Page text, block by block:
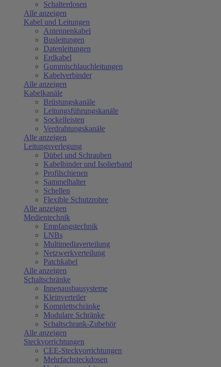
Schalterdosen
Alle anzeigen
Kabel und Leitungen
Antennenkabel
Busleitungen
Datenleitungen
Erdkabel
Gummischlauchleitungen
Kabelverbinder
Alle anzeigen
Kabelkanäle
Brüstungskanäle
Leitungsführungskanäle
Sockelleisten
Verdrahtungskanäle
Alle anzeigen
Leitungsverlegung
Dübel und Schrauben
Kabelbinder und Isolierband
Profilschienen
Sammelhalter
Schellen
Flexible Schutzrohre
Alle anzeigen
Medientechnik
Empfangstechnik
LNBs
Multimediaverteilung
Netzwerkverteilung
Patchkabel
Alle anzeigen
Schaltschränke
Innenausbausysteme
Kleinverteiler
Komplettschränke
Modulare Schränke
Schaltschrank-Zubehör
Alle anzeigen
Steckvorrichtungen
CEE-Steckvorrichtungen
Mehrfachsteckdosen